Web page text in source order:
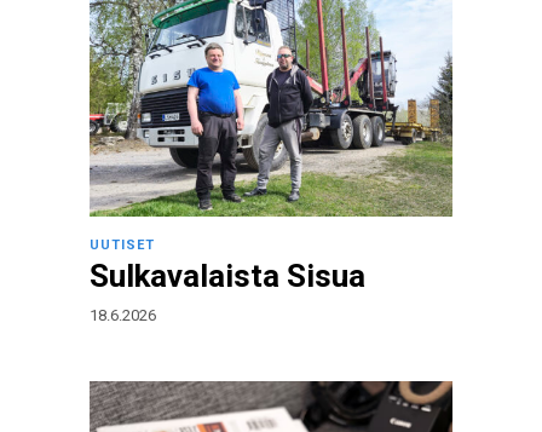
UUTISET
Sulkavalaista Sisua
18.6.2026